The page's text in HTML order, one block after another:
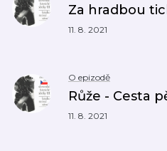
Za hradbou
11. 8. 2021
O epizodě
Růže - Cesta
11. 8. 2021